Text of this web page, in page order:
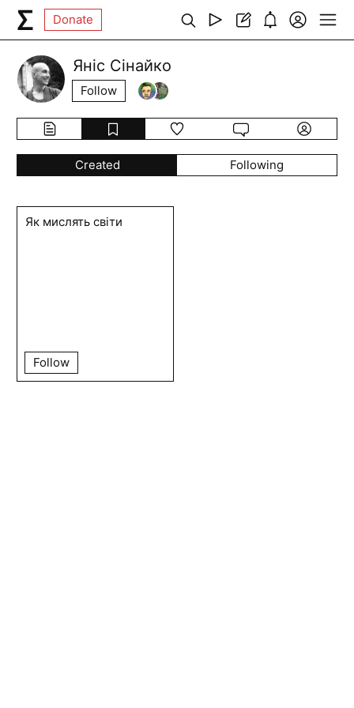
Donate
Яніс Сінайко
Follow
Created Following
Як мислять світи
Follow